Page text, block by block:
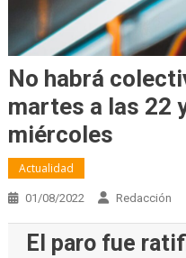
No habrá
martes a las 22
miércoles
Actualidad
01/08/2022 Redacción
El paro fue